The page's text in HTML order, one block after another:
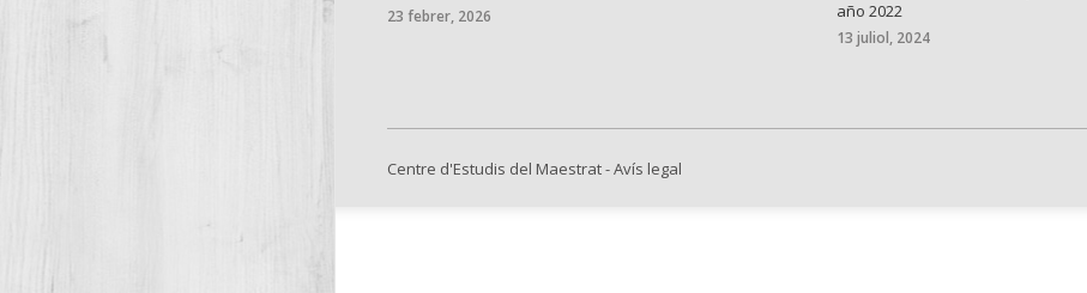
23 febrer, 2026
año 2022
13 juliol, 2024
Centre d'Estudis del Maestrat-Avís legal